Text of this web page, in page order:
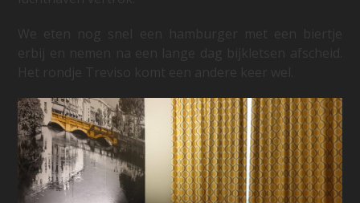
We eten nog snel een hamburger met een biertje
erbij en nemen na een lange dag bijkletsen afscheid.